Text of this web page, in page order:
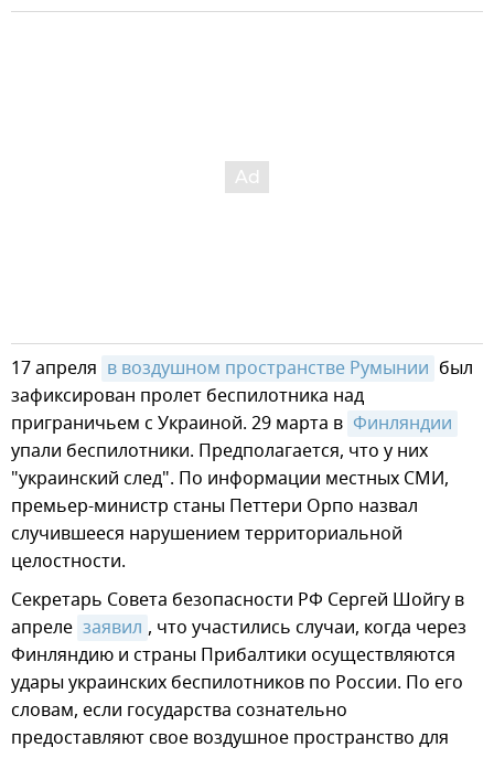
17 апреля в воздушном пространстве Румынии был
зафиксирован пролет беспилотника над
приграничьем с Украиной. 29 марта в Финляндии
упали беспилотники. Предполагается, что у них
"украинский след". По информации местных СМИ,
премьер-министр станы Петтери Орпо назвал
случившееся нарушением территориальной
целостности.
Секретарь Совета безопасности РФ Сергей Шойгу в
апреле заявил , что участились случаи, когда через
Финляндию и страны Прибалтики осуществляются
удары украинских беспилотников по России. По его
словам, если государства сознательно
предоставляют свое воздушное пространство для